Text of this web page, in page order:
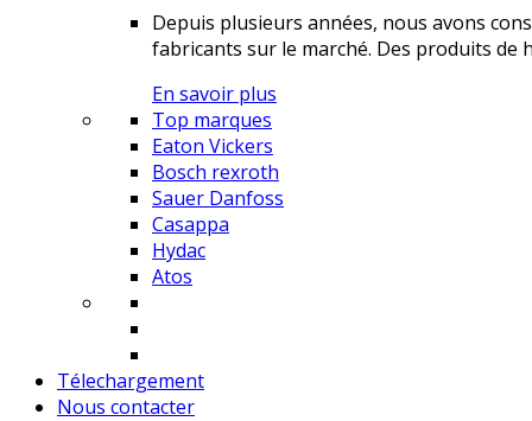
Depuis plusieurs années, nous avons
fabricants sur le marché. Des produits de
En savoir plus
Top marques
Eaton Vickers
Bosch rexroth
Sauer Danfoss
Casappa
Hydac
Atos
Télechargement
Nous contacter